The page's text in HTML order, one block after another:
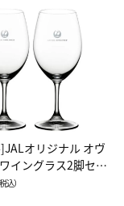
オリジナル オヴ
イングラス2脚セッ
ワイン）
税込）